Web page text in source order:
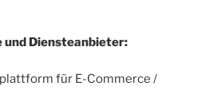
und Diensteanbieter:
für E-Commerce /